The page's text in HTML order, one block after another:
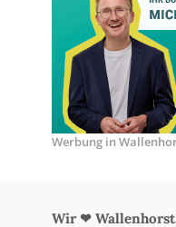
Werbung in
Wir ❤